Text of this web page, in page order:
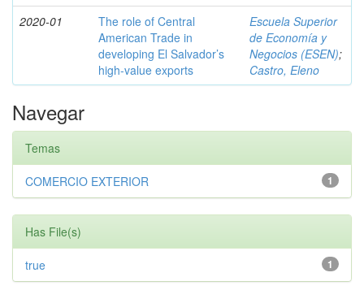
2020-01
The role of Central
American Trade in
developing El Salvador’s
high-value exports
Escuela Superior
de Economía y
Negocios (ESEN);
Castro, Eleno
Navegar
Temas
1
COMERCIO EXTERIOR
Has File(s)
1
true